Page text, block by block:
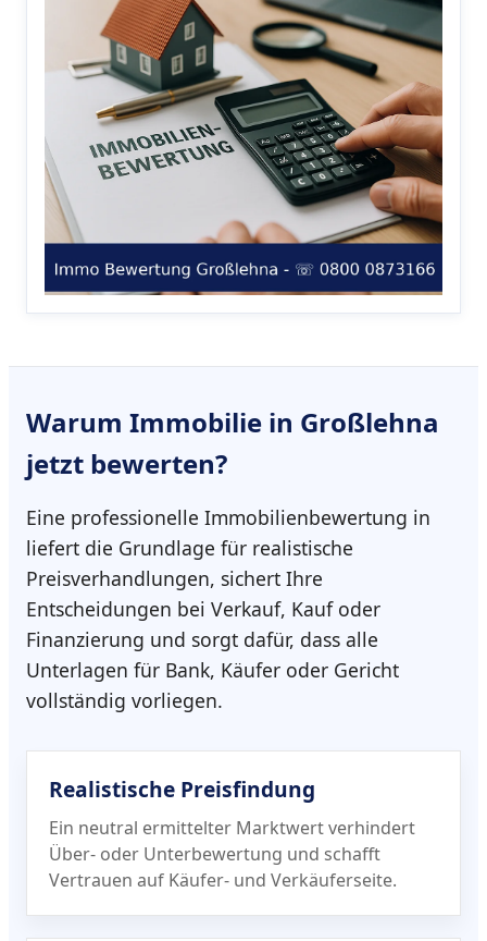
Warum Immobilie in Großlehna
jetzt bewerten?
Eine professionelle Immobilienbewertung in
liefert die Grundlage für realistische
Preisverhandlungen, sichert Ihre
Entscheidungen bei Verkauf, Kauf oder
Finanzierung und sorgt dafür, dass alle
Unterlagen für Bank, Käufer oder Gericht
vollständig vorliegen.
Realistische Preisfindung
Ein neutral ermittelter Marktwert verhindert
Über- oder Unterbewertung und schafft
Vertrauen auf Käufer- und Verkäuferseite.